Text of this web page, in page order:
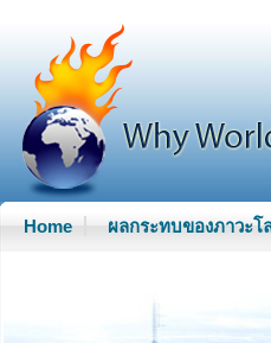
W
h
y
wHome ผลกระทบของภาวะโ